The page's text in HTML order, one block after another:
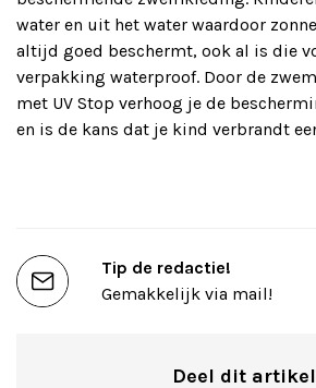
water en uit het water waardoor
altijd goed beschermt, ook al is die
verpakking waterproof. Door de
met UV Stop verhoog je de
en is de kans dat je kind verbrandt
Tip de redactie!
Gemakkelijk via mail!
Deel dit artikel